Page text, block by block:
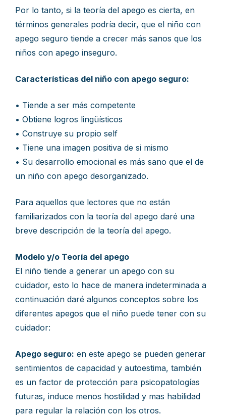
Por lo tanto, si la teoría del apego es cierta, en
términos generales podría decir, que el niño con
apego seguro tiende a crecer más sanos que los
niños con apego inseguro.
Características del niño con apego seguro:
• Tiende a ser más competente
• Obtiene logros lingüísticos
• Construye su propio self
• Tiene una imagen positiva de si mismo
• Su desarrollo emocional es más sano que el de
un niño con apego desorganizado.
Para aquellos que lectores que no están
familiarizados con la teoría del apego daré una
breve descripción de la teoría del apego.
Modelo y/o Teoría del apego
El niño tiende a generar un apego con su
cuidador, esto lo hace de manera indeterminada a
continuación daré algunos conceptos sobre los
diferentes apegos que el niño puede tener con su
cuidador:
Apego seguro: en este apego se pueden generar
sentimientos de capacidad y autoestima, también
es un factor de protección para psicopatologías
futuras, induce menos hostilidad y mas habilidad
para regular la relación con los otros.